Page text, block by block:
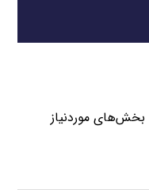
بخش‌های موردنیاز